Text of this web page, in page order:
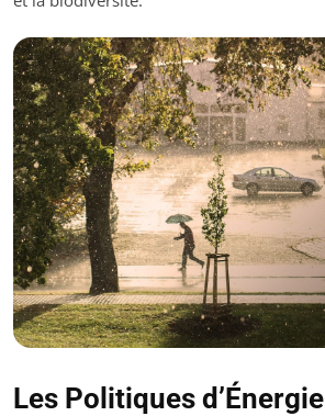
Les Politiques d’Énergie